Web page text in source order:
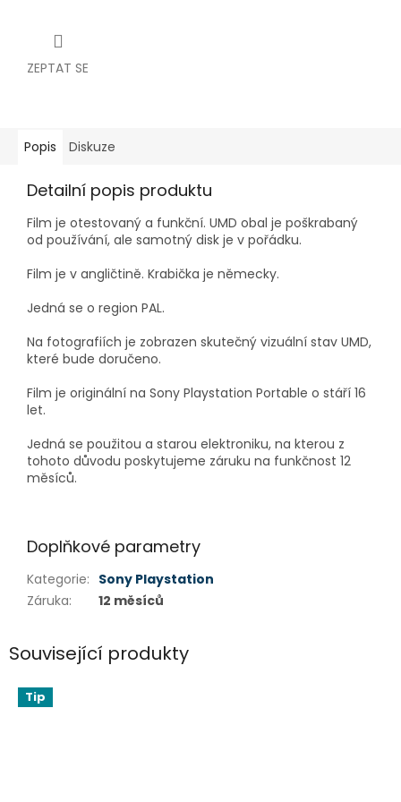
ZEPTAT SE
Popis Diskuze
Detailní popis produktu
Film je otestovaný a funkční. UMD obal je poškrabaný
od používání, ale samotný disk je v pořádku.
Film je v angličtině. Krabička je německy.
Jedná se o region PAL.
Na fotografiích je zobrazen skutečný vizuální stav UMD,
které bude doručeno.
Film je originální na Sony Playstation Portable o stáří 16
let.
Jedná se použitou a starou elektroniku, na kterou z
tohoto důvodu poskytujeme záruku na funkčnost 12
měsíců.
Doplňkové parametry
Kategorie: Sony Playstation
Záruka: 12 měsíců
Související produkty
Tip